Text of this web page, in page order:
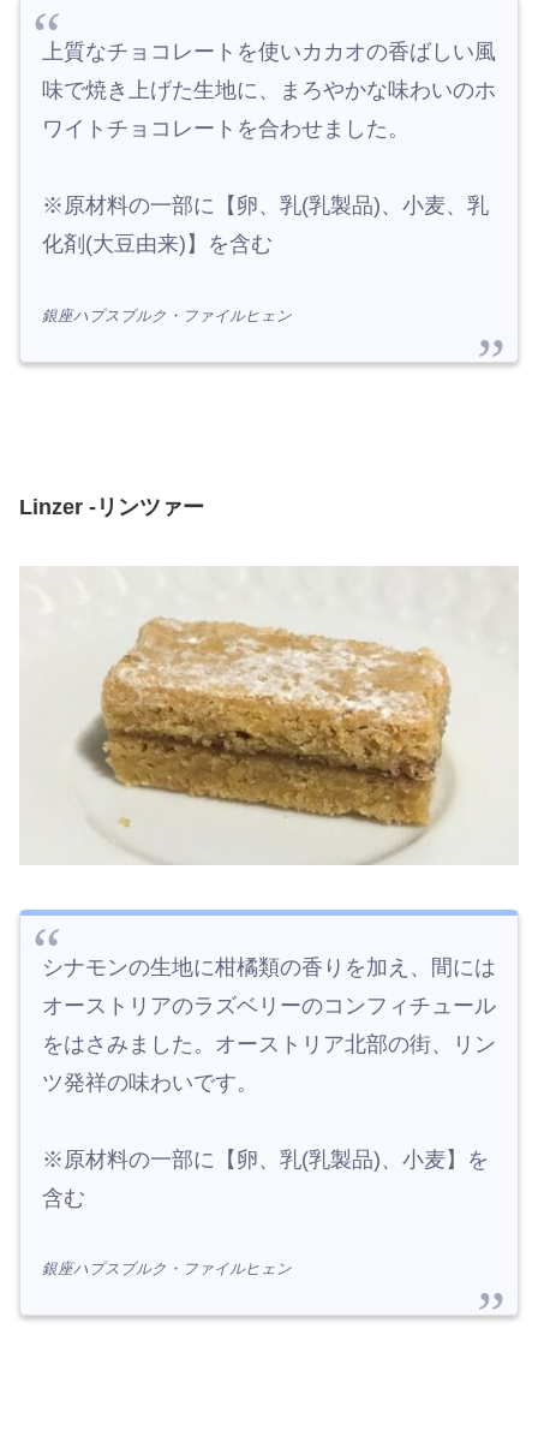
上質なチョコレートを使いカカオの香ばしい風
味で焼き上げた生地に、まろやかな味わいのホ
ワイトチョコレートを合わせました。
※原材料の一部に【卵、乳(乳製品)、小麦、乳
化剤(大豆由来)】を含む
銀座ハプスブルク・ファイルヒェン
Linzer -リンツァー
シナモンの生地に柑橘類の香りを加え、間には
オーストリアのラズベリーのコンフィチュール
をはさみました。オーストリア北部の街、リン
ツ発祥の味わいです。
※原材料の一部に【卵、乳(乳製品)、小麦】を
含む
銀座ハプスブルク・ファイルヒェン